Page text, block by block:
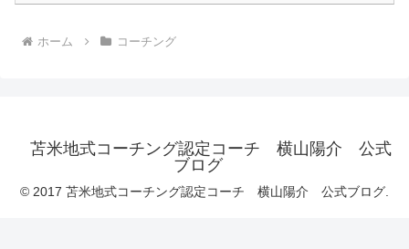
ホーム コーチング
苫米地式コーチング認定コーチ 横山陽介 公式
ブログ
© 2017 苫米地式コーチング認定コーチ 横山陽介 公式ブログ.